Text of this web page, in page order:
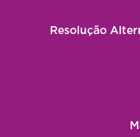
Resolução